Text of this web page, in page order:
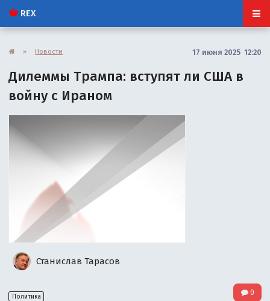
REX
» Новости 17 июня 2025 12:20
Дилеммы Трампа: вступят ли США в
войну с Ираном
Станислав Тарасов
Политика 0